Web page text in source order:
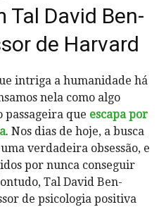
Tal David Ben-
de Harvard
intriga a humanidade há
nela como algo
passageira que escapa por
. Nos dias de hoje, a busca
verdadeira obsessão, e
por nunca conseguir
Tal David Ben-
de psicologia positiva